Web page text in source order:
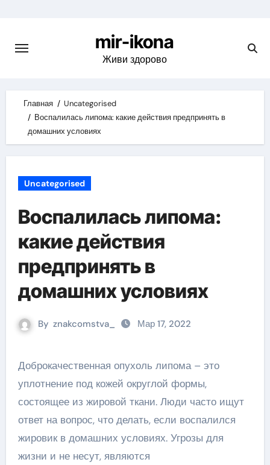
content
mir-ikona
Живи здорово
Главная
Uncategorised
Воспалилась липома: какие действия предпринять в
домашних условиях
Uncategorised
Воспалилась липома:
какие действия
предпринять в
домашних условиях
By znakcomstva_ Мар 17, 2022
Доброкачественная опухоль липома – это
уплотнение под кожей округлой формы,
состоящее из жировой ткани. Люди часто ищут
ответ на вопрос, что делать, если воспалился
жировик в домашних условиях. Угрозы для
жизни и не несут, являются